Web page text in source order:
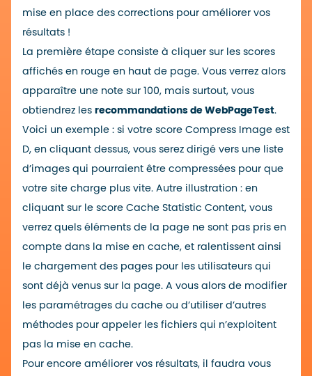
mise en place des corrections pour améliorer vos
résultats !
La première étape consiste à cliquer sur les scores
affichés en rouge en haut de page. Vous verrez alors
apparaître une note sur 100, mais surtout, vous
obtiendrez les recommandations de WebPageTest.
Voici un exemple : si votre score Compress Image est
D, en cliquant dessus, vous serez dirigé vers une liste
d’images qui pourraient être compressées pour que
votre site charge plus vite. Autre illustration : en
cliquant sur le score Cache Statistic Content, vous
verrez quels éléments de la page ne sont pas pris en
compte dans la mise en cache, et ralentissent ainsi
le chargement des pages pour les utilisateurs qui
sont déjà venus sur la page. A vous alors de modifier
les paramétrages du cache ou d’utiliser d’autres
méthodes pour appeler les fichiers qui n’exploitent
pas la mise en cache.
Pour encore améliorer vos résultats, il faudra vous